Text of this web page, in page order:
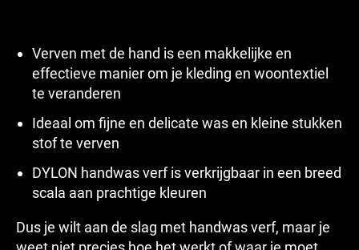
Verven met de hand is een makkelijke en
effectieve manier om je kleding en woontextiel
te veranderen
Ideaal om fijne en delicate was en kleine stukken
stof te verven
DYLON handwas verf is verkrijgbaar in een breed
scala aan prachtige kleuren
Dus je wilt aan de slag met handwas verf, maar je